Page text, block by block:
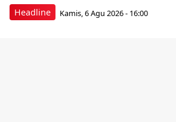
Headline Kamis, 6 Agu 2026 - 16:00